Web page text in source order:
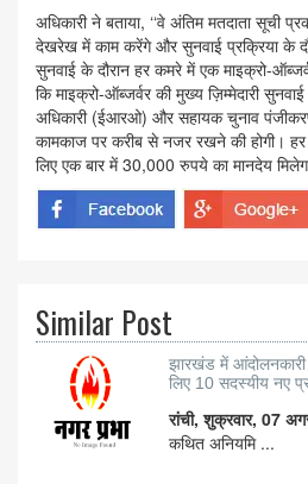
अधिकारी ने बताया, ‘‘वे अंतिम मतदाता सूची
देखरेख में काम करेंगे और सुनवाई प्रक्रिया के
सुनवाई के दौरान हर कमरे में एक माइक्रो-
कि माइक्रो-ऑब्जर्वर की मुख्य ज़िम्मेदारी
अधिकारी (ईआरओ) और सहायक चुनाव
कामकाज पर करीब से नजर रखने की होगी।
लिए एक बार में 30,000 रुपये का मानदेय
Similar Post
झारखंड में
लिए 10 सदस्यीय नए
रांची, शुक्रवार, 07
कथित अनियमि ...